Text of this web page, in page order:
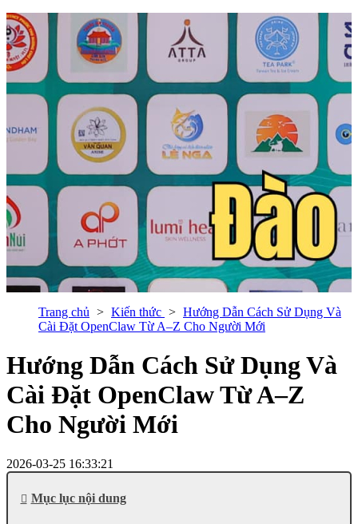
Trang chủ Kiến thức
Hướng Dẫn Cách Sử Dụng Và
Cài Đặt OpenClaw Từ A–Z Cho Người Mới
Hướng Dẫn Cách Sử Dụng Và
Cài Đặt OpenClaw Từ A–Z
Cho Người Mới
2026-03-25 16:33:21
Mục lục nội dung